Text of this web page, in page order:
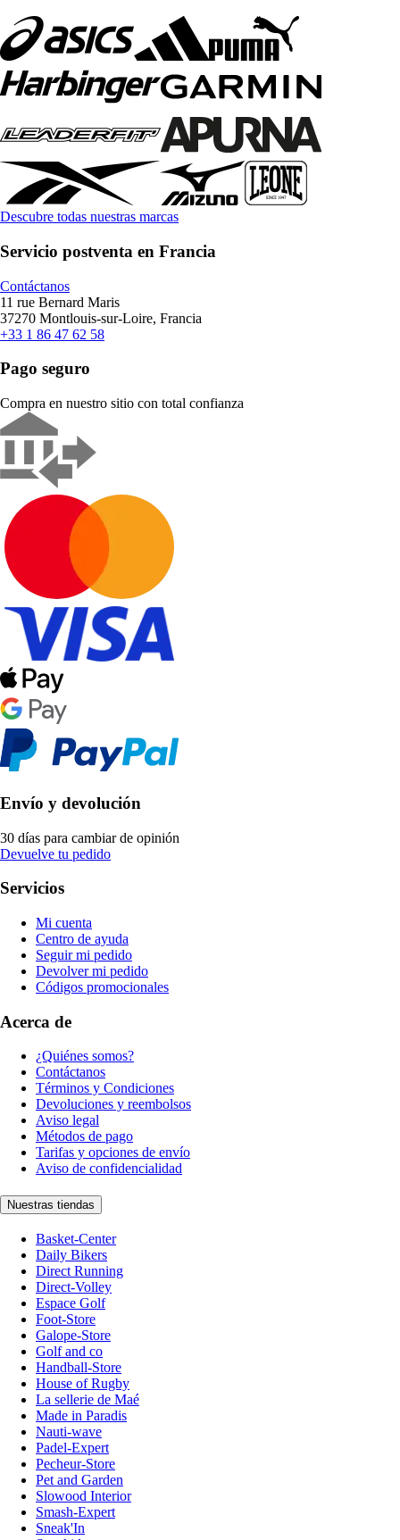
Descubre todas nuestras marcas
Servicio postventa en Francia
Contáctanos
11 rue Bernard Maris
37270 Montlouis-sur-Loire, Francia
+33 1 86 47 62 58
Pago seguro
Compra en nuestro sitio con total confianza
Envío y devolución
30 días para cambiar de opinión
Devuelve tu pedido
Servicios
Mi cuenta
Centro de ayuda
Seguir mi pedido
Devolver mi pedido
Códigos promocionales
Acerca de
¿Quiénes somos?
Contáctanos
Términos y Condiciones
Devoluciones y reembolsos
Aviso legal
Métodos de pago
Tarifas y opciones de envío
Aviso de confidencialidad
Nuestras tiendas
Basket-Center
Daily Bikers
Direct Running
Direct-Volley
Espace Golf
Foot-Store
Galope-Store
Golf and co
Handball-Store
House of Rugby
La sellerie de Maé
Made in Paradis
Nauti-wave
Padel-Expert
Pecheur-Store
Pet and Garden
Slowood Interior
Smash-Expert
Sneak'In